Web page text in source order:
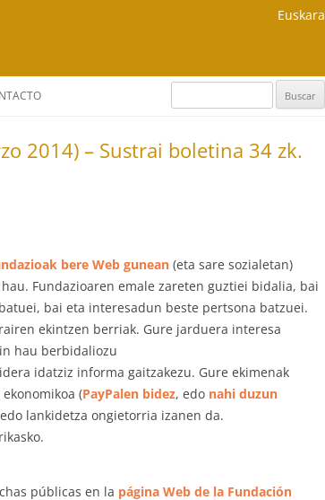
Euskara
Buscar:
2014) – Sustrai boletina 34 zk.
bere Web gunean (eta sare sozialetan)
Fundazioaren emale zareten guztiei bidalia, bai
bai eta interesadun beste pertsona batzuei.
ekintzen berriak. Gure jarduera interesa
hau berbidaliozu
idatziz informa gaitzakezu. Gure ekimenak
(PayPalen bidez, edo nahi duzun
edo lankidetza ongietorria izanen da.
públicas en la página Web de la Fundación